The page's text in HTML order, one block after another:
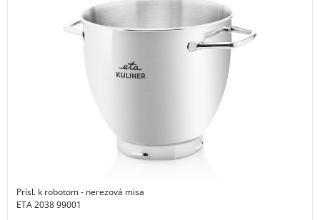
Prísl. k robotom - nerezová misa
ETA 2038 99001